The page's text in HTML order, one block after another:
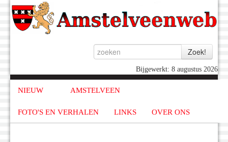
Bijgewerkt: 8 augustus 2026
NIEUW AMSTELVEEN
FOTO'S EN VERHALEN LINKS OVER ONS